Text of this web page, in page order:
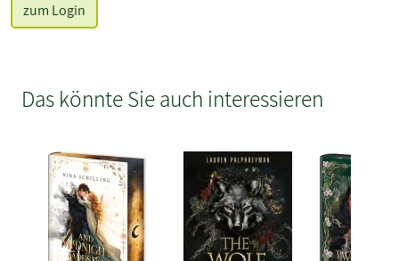
zum Login
Das könnte Sie auch interessieren